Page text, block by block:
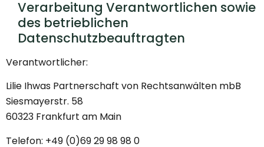
Verarbeitung Verantwortlichen sowie
des betrieblichen
Datenschutzbeauftragten
Verantwortlicher:
Lilie Ihwas Partnerschaft von Rechtsanwälten mbB
Siesmayerstr. 58
60323 Frankfurt am Main
Telefon: +49 (0)69 29 98 98 0